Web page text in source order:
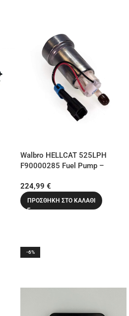
Walbro HELLCAT 525LPH
F90000285 Fuel Pump –
High-Performance – TI
Automotive
224,99 €
ΠΡΟΣΘΉΚΗ ΣΤΟ ΚΑΛΆΘΙ
-6%